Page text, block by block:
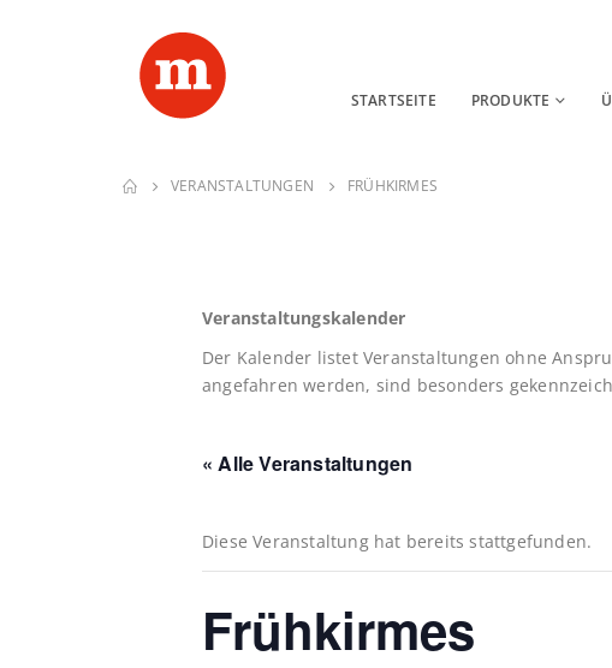
STARTSEITE PRODUKTE
VERANSTALTUNGEN FRÜHKIRMES
Veranstaltungskalender
Der Kalender listet Veranstaltungen ohne
angefahren werden, sind besonders
« Alle Veranstaltungen
Diese Veranstaltung hat bereits stattgefunden.
Frühkirmes